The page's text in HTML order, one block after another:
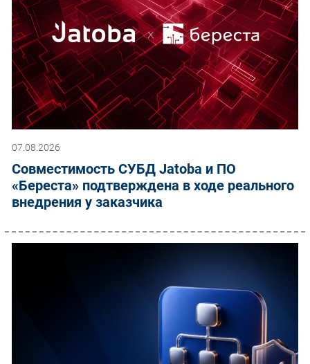
07.08.2026
Совместимость СУБД Jatoba и ПО
«Береста» подтверждена в ходе реального
внедрения у заказчика